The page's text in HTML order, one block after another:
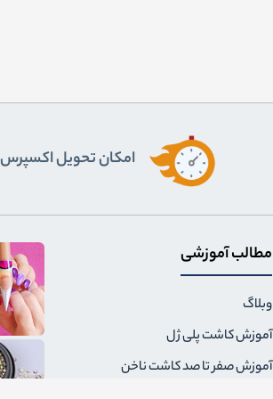
اﻣﮑﺎن ﺗﺤﻮﯾﻞ اﮐﺴﭙﺮس
مطالب آموزشی
وبلاگ
آموزش کاشت پلی ژل
آموزش صفر تا صد کاشت ناخن